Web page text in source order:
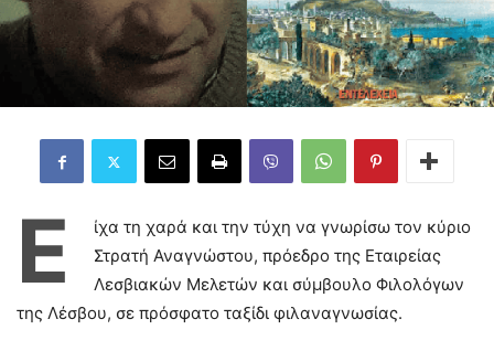
Ε
ίχα τη χαρά και την τύχη να γνωρίσω τον κύριο
Στρατή Αναγνώστου, πρόεδρο της Εταιρείας
Λεσβιακών Μελετών και σύμβουλο Φιλολόγων
της Λέσβου, σε πρόσφατο ταξίδι φιλαναγνωσίας.